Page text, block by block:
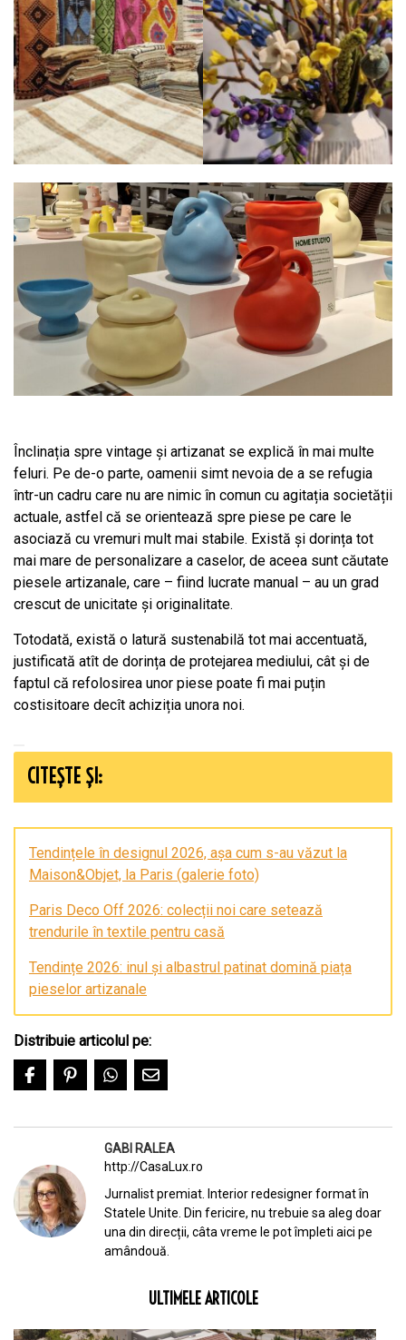
Înclinația spre vintage și artizanat se explică în mai multe
feluri. Pe de-o parte, oamenii simt nevoia de a se refugia
într-un cadru care nu are nimic în comun cu agitația societății
actuale, astfel că se orientează spre piese pe care le
asociază cu vremuri mult mai stabile. Există și dorința tot
mai mare de personalizare a caselor, de aceea sunt căutate
piesele artizanale, care – fiind lucrate manual – au un grad
crescut de unicitate și originalitate.
Totodată, există o latură sustenabilă tot mai accentuată,
justificată atît de dorința de protejarea mediului, cât și de
faptul că refolosirea unor piese poate fi mai puțin
costisitoare decît achiziția unora noi.
CITEȘTE ȘI:
Tendințele în designul 2026, așa cum s-au văzut la
Maison&Objet, la Paris (galerie foto)
Paris Deco Off 2026: colecții noi care setează
trendurile în textile pentru casă
Tendințe 2026: inul și albastrul patinat domină piața
pieselor artizanale
Distribuie articolul pe:
GABI RALEA
http://CasaLux.ro
Jurnalist premiat. Interior redesigner format în
Statele Unite. Din fericire, nu trebuie sa aleg doar
una din direcții, câta vreme le pot împleti aici pe
amândouă.
ULTIMELE ARTICOLE